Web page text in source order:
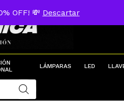
OFF! 💸 Descartar
LÁMPARAS LED
Cart